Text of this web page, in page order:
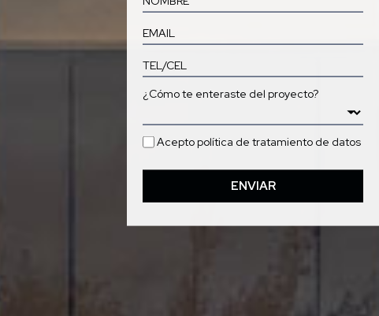
¿Cómo te enteraste del proyecto?
Acepto política de tratamiento de datos